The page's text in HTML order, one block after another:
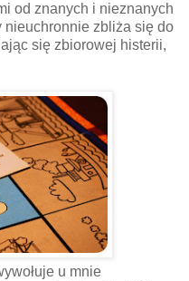
od znanych i nieznanych
nieuchronnie zbliża się do
się zbiorowej histerii,
u mnie